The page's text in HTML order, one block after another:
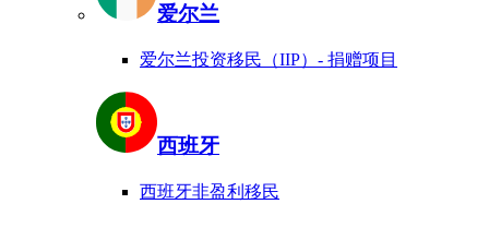
爱尔兰
爱尔兰投资移民（IIP）- 捐赠项目
西班牙
西班牙非盈利移民